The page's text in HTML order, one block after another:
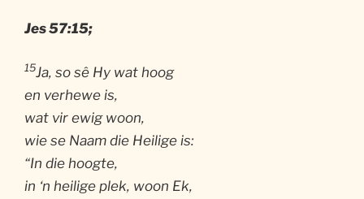
Jes 57:15;
15Ja, so sê Hy wat hoog
en verhewe is,
wat vir ewig woon,
wie se Naam die Heilige is:
“In die hoogte,
in ‘n heilige plek, woon Ek,